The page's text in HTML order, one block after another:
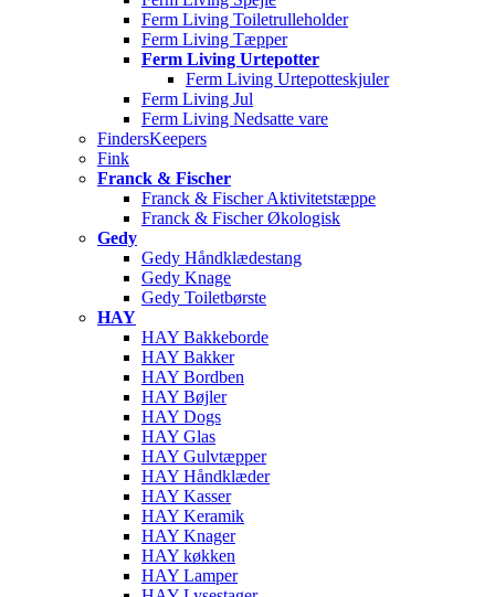
Ferm Living Toiletrulleholder
Ferm Living Tæpper
Ferm Living Urtepotter
Ferm Living Urtepotteskjuler
Ferm Living Jul
Ferm Living Nedsatte vare
FindersKeepers
Fink
Franck & Fischer
Franck & Fischer Aktivitetstæppe
Franck & Fischer Økologisk
Gedy
Gedy Håndklædestang
Gedy Knage
Gedy Toiletbørste
HAY
HAY Bakkeborde
HAY Bakker
HAY Bordben
HAY Bøjler
HAY Dogs
HAY Glas
HAY Gulvtæpper
HAY Håndklæder
HAY Kasser
HAY Keramik
HAY Knager
HAY køkken
HAY Lamper